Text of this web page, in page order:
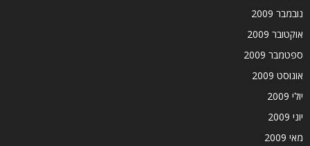
נובמבר 2009
אוקטובר 2009
ספטמבר 2009
אוגוסט 2009
יולי 2009
יוני 2009
מאי 2009